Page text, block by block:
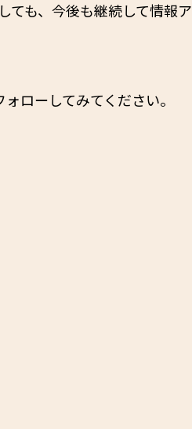
ても、今後も継続して情報ア
ローしてみてください。